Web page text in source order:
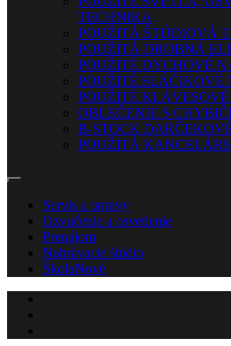
TECHNIKA
POUŽITÁ ŠTÚDIOVÁ
POUŽITÁ DROBNÁ
POUŽITÉ DYCHOVÉ
POUŽITÉ SLÁČIKOVÉ
POUŽITÉ KLÁVESOVÉ
OBLEČENIE S
B-STOCK
POUŽITÁ
Servis a opravy
Ozvučenie a osvetlenie
Prenájom
Nahrávacie štúdio
ŠkolaNové